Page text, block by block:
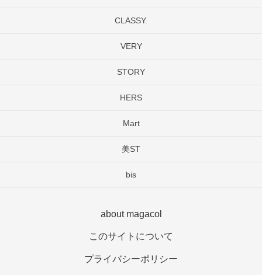
CLASSY.
VERY
STORY
HERS
Mart
美ST
bis
about magacol
このサイトについて
プライバシーポリシー